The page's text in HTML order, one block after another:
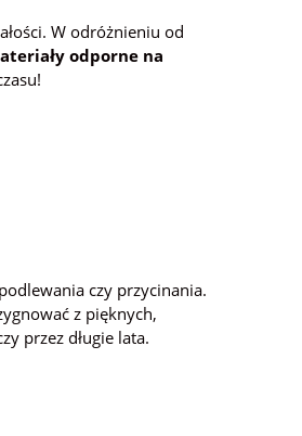
W odróżnieniu od
odporne na
czy przycinania.
z pięknych,
przez długie lata.